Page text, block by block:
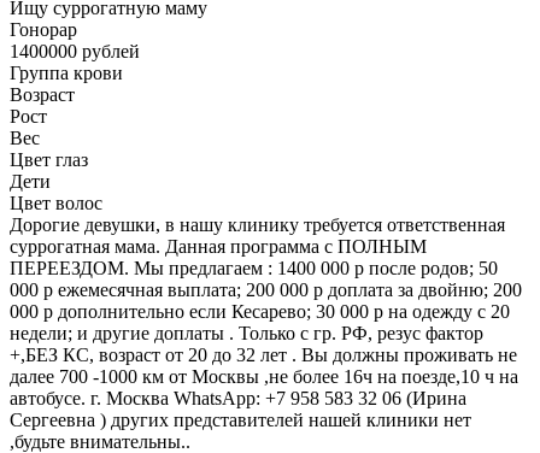
Ищу суррогатную маму
Гонoрар
1400000 рублей
Группа крови
Возраст
Рост
Вес
Цвет глаз
Дети
Цвет волос
Дорогие девушки, в нашу клинику требуется ответственная
суррогатная мама. Данная программа с ПОЛНЫМ
ПЕРЕЕЗДОМ. Мы предлагаем : 1400 000 р после родов; 50
000 р ежемесячная выплата; 200 000 р доплата за двойню; 200
000 р дополнительно если Кесарево; 30 000 р на одежду с 20
недели; и другие доплаты . Только с гр. РФ, резус фактор
+,БЕЗ КС, возраст от 20 до 32 лет . Вы должны проживать не
далее 700 -1000 км от Москвы ,не более 16ч на поезде,10 ч на
автобусе. г. Москва WhatsApp: +7 958 583 32 06 (Ирина
Сергеевна ) других представителей нашей клиники нет
,будьте внимательны..